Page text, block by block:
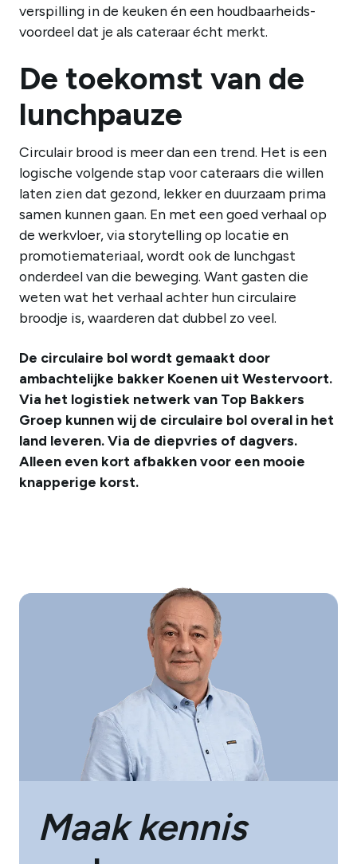
verspilling in de keuken én een houdbaarheids-
voordeel dat je als cateraar écht merkt.
De toekomst van de
lunchpauze
Circulair brood is meer dan een trend. Het is een
logische volgende stap voor cateraars die willen
laten zien dat gezond, lekker en duurzaam prima
samen kunnen gaan. En met een goed verhaal op
de werkvloer, via storytelling op locatie en
promotiemateriaal, wordt ook de lunchgast
onderdeel van die beweging. Want gasten die
weten wat het verhaal achter hun circulaire
broodje is, waarderen dat dubbel zo veel.
De circulaire bol wordt gemaakt door
ambachtelijke bakker Koenen uit Westervoort.
Via het logistiek netwerk van Top Bakkers
Groep kunnen wij de circulaire bol overal in het
land leveren. Via de diepvries of dagvers.
Alleen even kort afbakken voor een mooie
knapperige korst.
Maak kennis